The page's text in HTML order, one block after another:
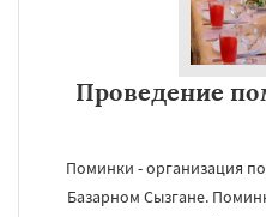
Проведение
Поминки - организация
Базарном Сызгане.